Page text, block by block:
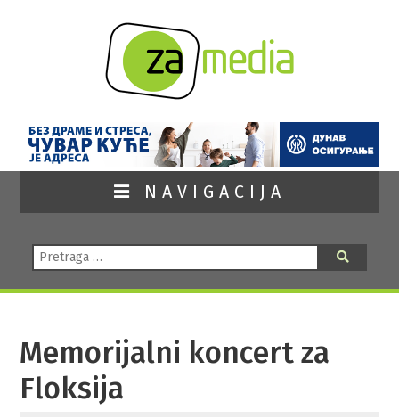
NAVIGACIJA
Pretraga:
Memorijalni koncert za
Floksija